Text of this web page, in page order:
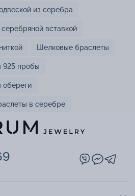
из серебра
вставкой
Шелковые браслеты
925 пробы
в серебре